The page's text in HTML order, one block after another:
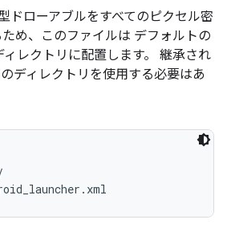
ドローアブルをすべてのピクセル密
め、このファイルは デフォルトの
ィレクトリに配置します。 継承され
ディレクトリを使用する必要はあ